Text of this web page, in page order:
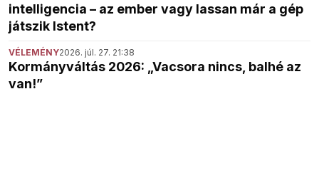
intelligencia – az ember vagy lassan már a gép
játszik Istent?
VÉLEMÉNY2026. júl. 27. 21:38
Kormányváltás 2026: „Vacsora nincs, balhé az
van!”